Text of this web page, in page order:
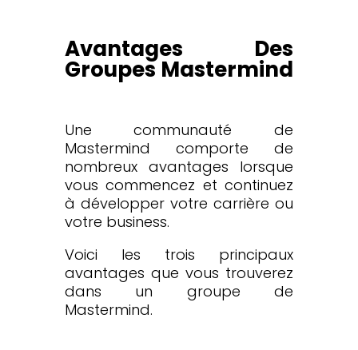
Avantages Des
Groupes Mastermind
Une communauté de
Mastermind comporte de
nombreux avantages lorsque
vous commencez et continuez
à développer votre carrière ou
votre business.
Voici les trois principaux
avantages que vous trouverez
dans un groupe de
Mastermind.